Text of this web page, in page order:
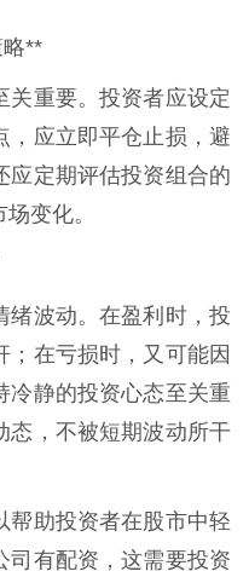
**
关重要。投资者应设定
，应立即平仓止损，避
应定期评估投资组合的
变化。
绪波动。在盈利时，投
；在亏损时，又可能因
冷静的投资心态至关重
态，不被短期波动所干
帮助投资者在股市中轻
司有配资，这需要投资